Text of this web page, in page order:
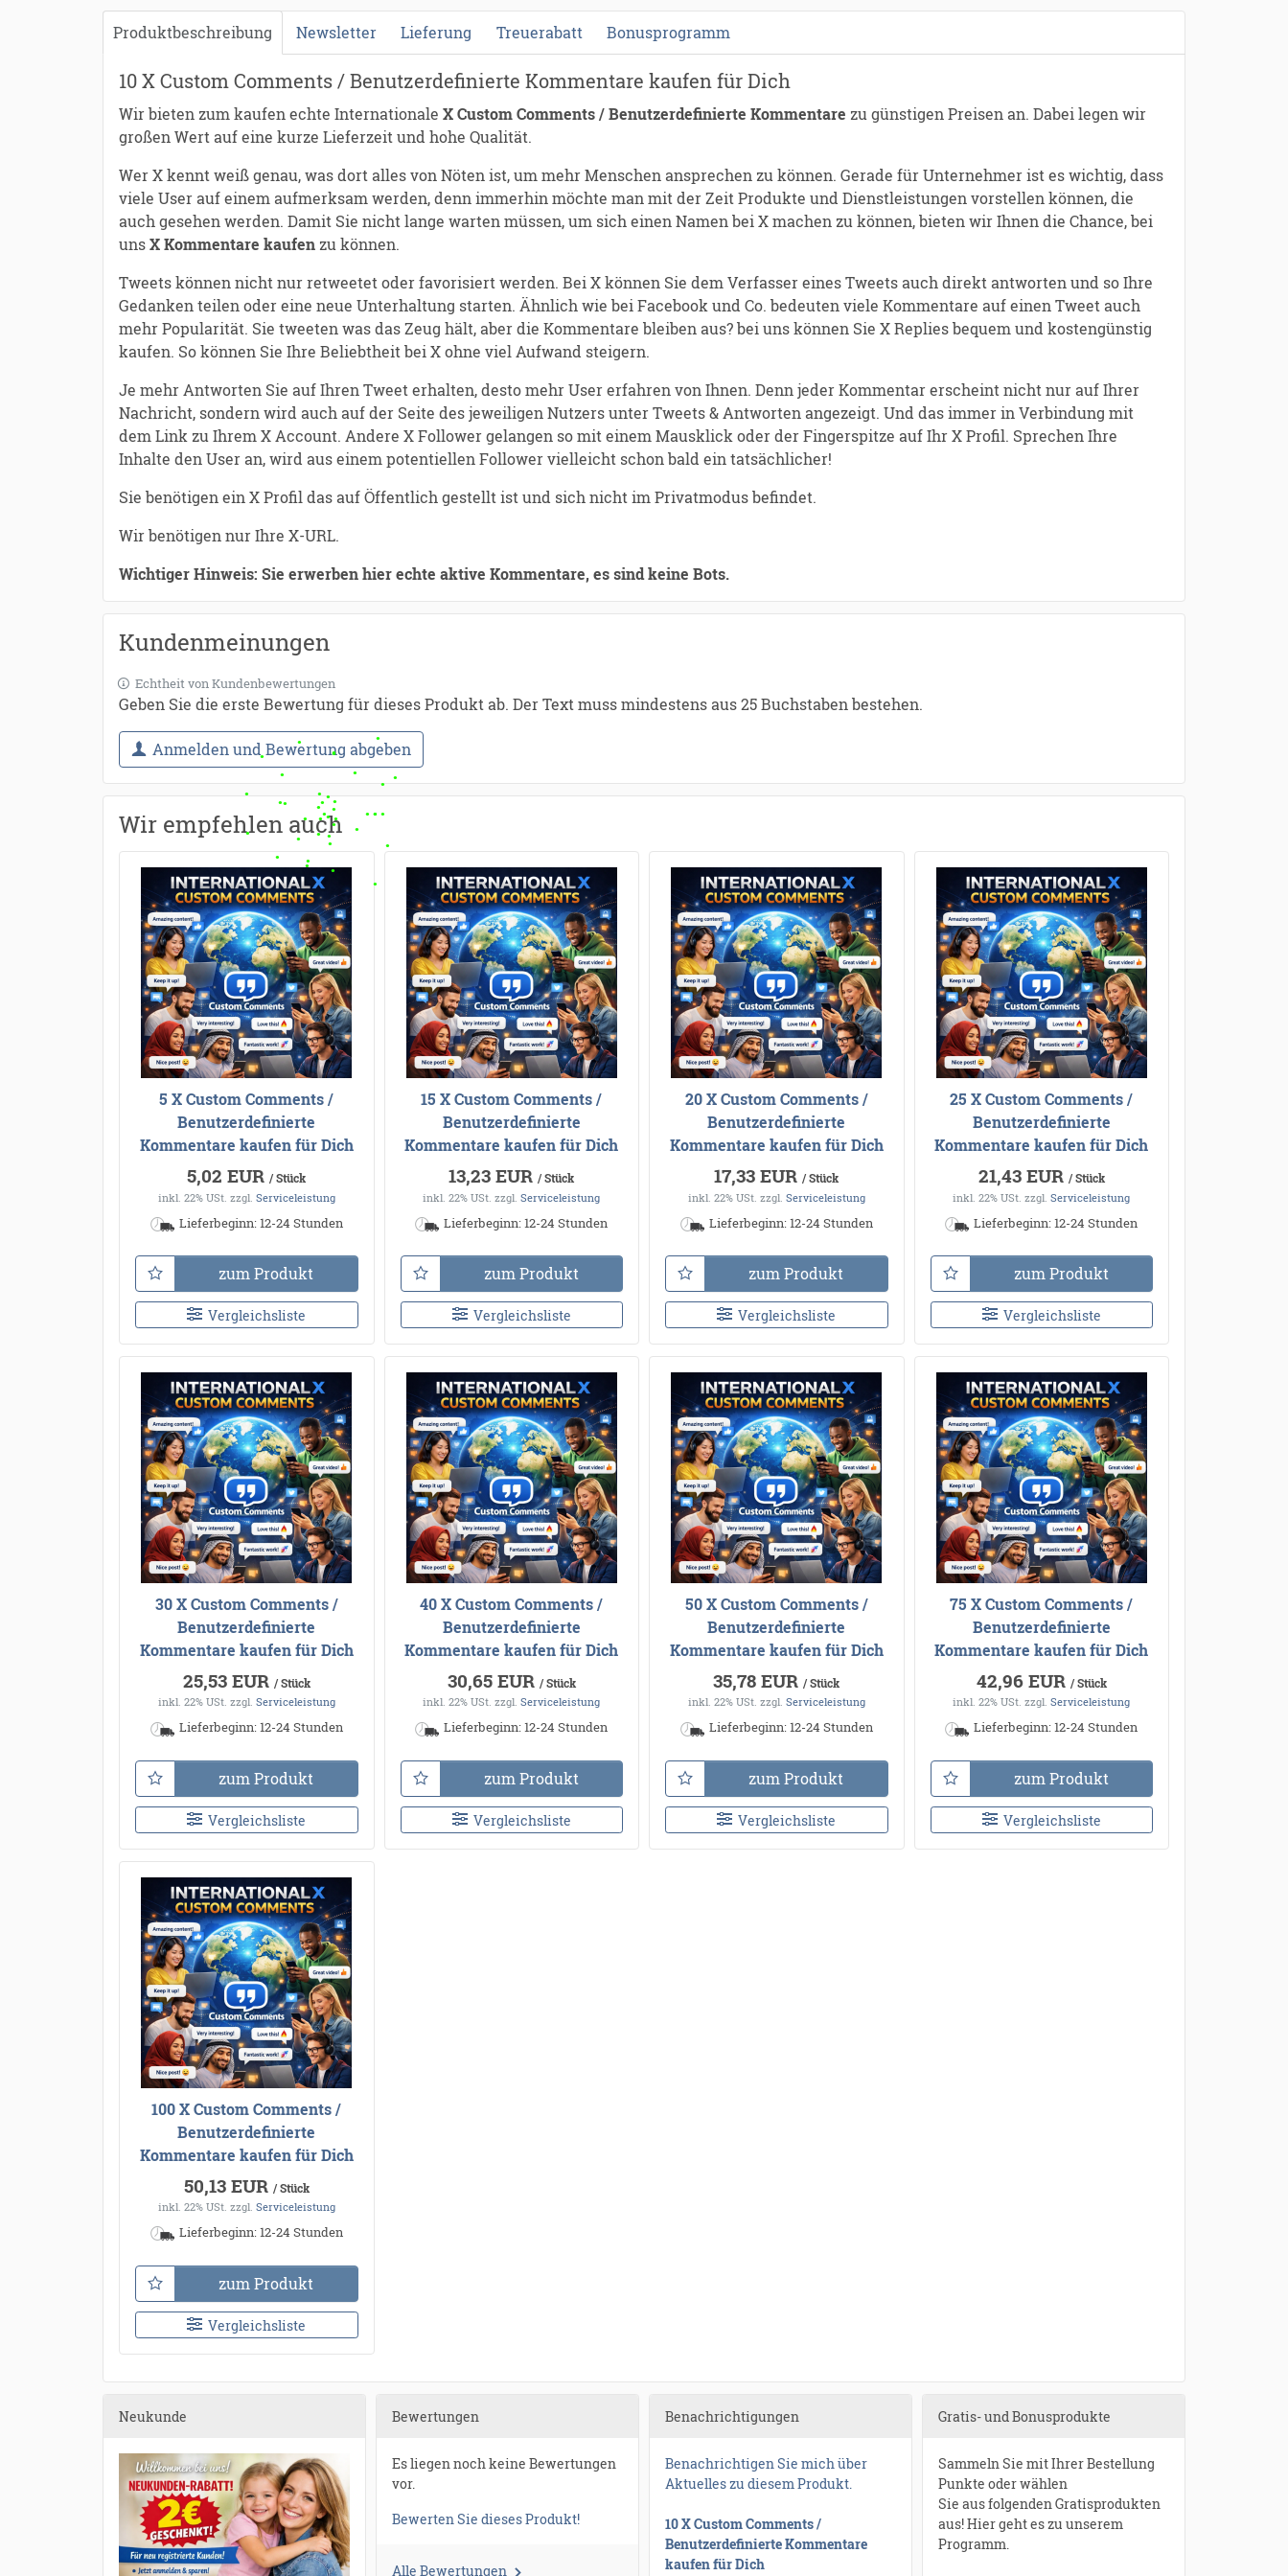
Produktbeschreibung Newsletter Lieferung Treuerabatt Bonusprogramm
10 X Custom Comments / Benutzerdefinierte Kommentare kaufen für Dich
Wir bieten zum kaufen echte Internationale X Custom Comments / Benutzerdefinierte Kommentare zu günstigen Preisen an. Dabei legen wir
großen Wert auf eine kurze Lieferzeit und hohe Qualität.
Wer X kennt weiß genau, was dort alles von Nöten ist, um mehr Menschen ansprechen zu können. Gerade für Unternehmer ist es wichtig, dass
viele User auf einem aufmerksam werden, denn immerhin möchte man mit der Zeit Produkte und Dienstleistungen vorstellen können, die
auch gesehen werden. Damit Sie nicht lange warten müssen, um sich einen Namen bei X machen zu können, bieten wir Ihnen die Chance, bei
unsX Kommentare kaufen zu können.
Tweets können nicht nur retweetet oder favorisiert werden. Bei X können Sie dem Verfasser eines Tweets auch direkt antworten und so Ihre
Gedanken teilen oder eine neue Unterhaltung starten. Ähnlich wie bei Facebook und Co. bedeuten viele Kommentare auf einen Tweet auch
mehr Popularität. Sie tweeten was das Zeug hält, aber die Kommentare bleiben aus? bei uns können Sie X Replies bequem und kostengünstig
kaufen. So können Sie Ihre Beliebtheit bei X ohne viel Aufwand steigern.
Je mehr Antworten Sie auf Ihren Tweet erhalten, desto mehr User erfahren von Ihnen. Denn jeder Kommentar erscheint nicht nur auf Ihrer
Nachricht, sondern wird auch auf der Seite des jeweiligen Nutzers unter Tweets & Antworten angezeigt. Und das immer in Verbindung mit
dem Link zu Ihrem X Account. Andere X Follower gelangen so mit einem Mausklick oder der Fingerspitze auf Ihr X Profil. Sprechen Ihre
Inhalte den User an, wird aus einem potentiellen Follower vielleicht schon bald ein tatsächlicher!
Sie benötigen ein X Profil das auf Öffentlich gestellt ist und sich nicht im Privatmodus befindet.
Wir benötigen nur Ihre X-URL.
Wichtiger Hinweis: Sie erwerben hier echte aktive Kommentare, es sind keine Bots.
Kundenmeinungen
Echtheit von Kundenbewertungen
Geben Sie die erste Bewertung für dieses Produkt ab. Der Text muss mindestens aus 25 Buchstaben bestehen.
Anmelden und Bewertung abgeben
Wir empfehlen auch
5 X Custom Comments /
Benutzerdefinierte
Kommentare kaufen für Dich
5,02 EUR/ Stück
inkl. 22% USt. zzgl. Serviceleistung
Lieferbeginn: 12-24 Stunden
zum Produkt
Vergleichsliste
15 X Custom Comments /
Benutzerdefinierte
Kommentare kaufen für Dich
13,23 EUR/ Stück
inkl. 22% USt. zzgl.Serviceleistung
Lieferbeginn: 12-24 Stunden
zum Produkt
Vergleichsliste
20 X Custom Comments /
Benutzerdefinierte
Kommentare kaufen für Dich
17,33 EUR/ Stück
inkl. 22% USt. zzgl. Serviceleistung
Lieferbeginn: 12-24 Stunden
zum Produkt
Vergleichsliste
25 X Custom Comments /
Benutzerdefinierte
Kommentare kaufen für Dich
21,43 EUR / Stück
inkl. 22% USt. zzgl.Serviceleistung
Lieferbeginn: 12-24 Stunden
zum Produkt
Vergleichsliste
30 X Custom Comments /
Benutzerdefinierte
Kommentare kaufen für Dich
25,53 EUR / Stück
inkl. 22% USt. zzgl. Serviceleistung
Lieferbeginn: 12-24 Stunden
zum Produkt
Vergleichsliste
40 X Custom Comments /
Benutzerdefinierte
Kommentare kaufen für Dich
30,65 EUR / Stück
inkl. 22% USt. zzgl.Serviceleistung
Lieferbeginn: 12-24 Stunden
zum Produkt
Vergleichsliste
50 X Custom Comments /
Benutzerdefinierte
Kommentare kaufen für Dich
35,78 EUR/ Stück
inkl. 22% USt. zzgl. Serviceleistung
Lieferbeginn: 12-24 Stunden
zum Produkt
Vergleichsliste
75 X Custom Comments /
Benutzerdefinierte
Kommentare kaufen für Dich
42,96 EUR / Stück
inkl. 22% USt. zzgl.Serviceleistung
Lieferbeginn: 12-24 Stunden
zum Produkt
Vergleichsliste
100 X Custom Comments /
Benutzerdefinierte
Kommentare kaufen für Dich
50,13 EUR / Stück
inkl. 22% USt. zzgl. Serviceleistung
Lieferbeginn: 12-24 Stunden
zum Produkt
Vergleichsliste
Neukunde Bewertungen
Es liegen noch keine Bewertungen
vor.
Bewerten Sie dieses Produkt!
Alle Bewertungen
Benachrichtigungen
Benachrichtigen Sie mich über
Aktuelles zu diesem Produkt.
10 X Custom Comments /
Benutzerdefinierte Kommentare
kaufen für Dich
Gratis- und Bonusprodukte
Sammeln Sie mit Ihrer Bestellung
Punkte oder wählen
Sie aus folgenden Gratisprodukten
aus! Hier geht es zu unserem
Programm.